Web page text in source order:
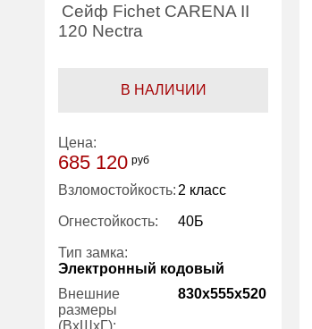
Сейф Fichet CARENA II
120 Nectra
В НАЛИЧИИ
Цена:
685 120 руб
Взломостойкость: 2 класс
Огнестойкость: 40Б
Тип замка:
Электронный кодовый
Внешние
размеры
(ВхШхГ):
830x555x520